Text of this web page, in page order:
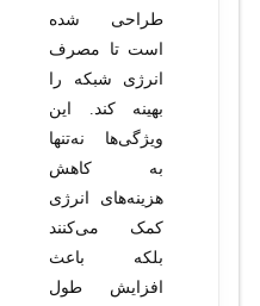
طراحی شده
است تا مصرف
انرژی شبکه را
بهینه کند. این
ویژگی‌ها نه‌تنها
به کاهش
هزینه‌های انرژی
کمک می‌کنند
بلکه باعث
افزایش طول